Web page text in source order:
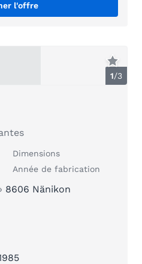
l'offre
1/3
Dimensions
Année de fabrication
8606 Nänikon